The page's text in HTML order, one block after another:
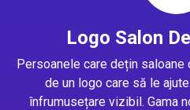
Logo Salon
Persoanele care dețin
de un logo care să le
înfrumusețare vizibil. Gama